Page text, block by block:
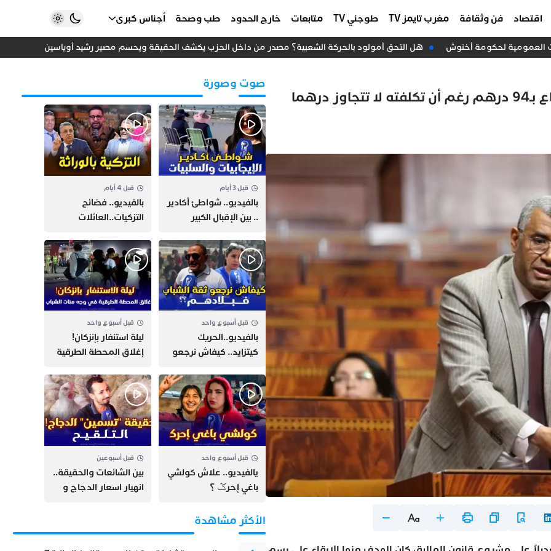
اقتصاد فن وثقافة مغرب تايمز TV طوجني TV متابعات خارج الحدود طب وصحة أجناس كبرى
العمومية لحكومة أخنوش هل التحق أمولود بالحركة الشعبية؟ مصدر من داخل الحزب يكشف الحقيقة ويحسم مصير رشيد أوياسين
بووانو يفجر فضيحة في البرلمان: دواء يباع بـ94 درهم رغم أن تكلفته لا تتجاوز درهما
صوت وصورة
قبل 3 أيام
بالفيديو.. شواطئ أكادير
.. بين الإقبال الكبير
الازدحام وغلاء الكراء
قبل 4 أيام
بالفيديو.. فضائح
التزكيات..العائلات
وقصة “وهبي”
و”السيمو” تثير الجدل
قبل أسبوع واحد
بالفيديو..الحريك
كيتزايد.. كيفاش نرجعو
قبل أسبوع واحد
​ليلة استنفار بإنزكان!
إغلاق المحطة الطرقية
اللحاق بـ”هروب سبتة”
قبل أسبوع واحد
يالفيديو.. علاش كولشي
باغي إحرݣ ؟
قبل أسبوعين
بين الشائعات والحقيقة..
انهيار اسعار الدجاج و
الأكثر مشاهدة